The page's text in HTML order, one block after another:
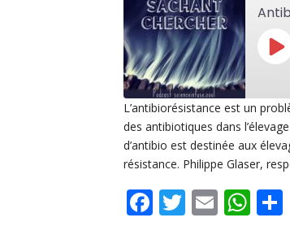
Apple Podcasts
RSS FEED
SHARE
LINK
EMBED
L’antibiorésistance est un
des antibiotiques dans
d’antibio est destinée aux
résistance. Philippe Glaser,
Facebook
Twitter
Email